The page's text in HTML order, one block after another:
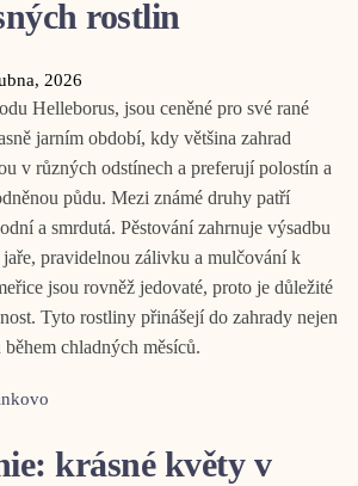
rostlin
2026
Helleborus, jsou ceněné pro své rané
jarním období, kdy většina zahrad
v různých odstínech a preferují polostín a
půdu. Mezi známé druhy patří
a smrdutá. Pěstování zahrnuje výsadbu
pravidelnou zálivku a mulčování k
jsou rovněž jedovaté, proto je důležité
Tyto rostliny přinášejí do zahrady nejen
chladných měsíců.
krásné květy v